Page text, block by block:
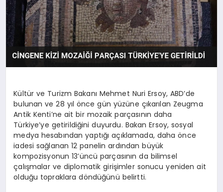
YAŞAM
Kültür ve Turizm Bakanı Mehmet Nuri Ersoy, ABD’de
bulunan ve 28 yıl önce gün yüzüne çıkarılan Zeugma
Antik Kenti’ne ait bir mozaik parçasının daha
Türkiye’ye getirildiğini duyurdu. Bakan Ersoy, sosyal
medya hesabından yaptığı açıklamada, daha önce
iadesi sağlanan 12 panelin ardından büyük
kompozisyonun 13’üncü parçasının da bilimsel
çalışmalar ve diplomatik girişimler sonucu yeniden ait
olduğu topraklara döndüğünü belirtti.